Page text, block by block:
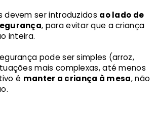
devem ser introduzidos ao lado de
, para evitar que a criança
inteira.
pode ser simples (arroz,
mais complexas, até menos
é manter a criança à mesa, não